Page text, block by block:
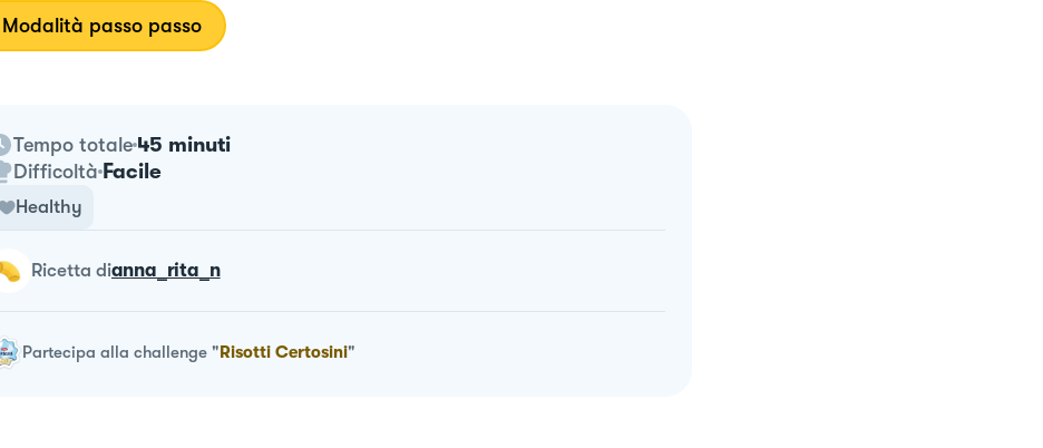
Modalità passo passo
Tempo totale 45 minuti
Difficoltà Facile
Healthy
ricetta dianna_rita_n
Partecipa alla challenge"Risotti Certosini"